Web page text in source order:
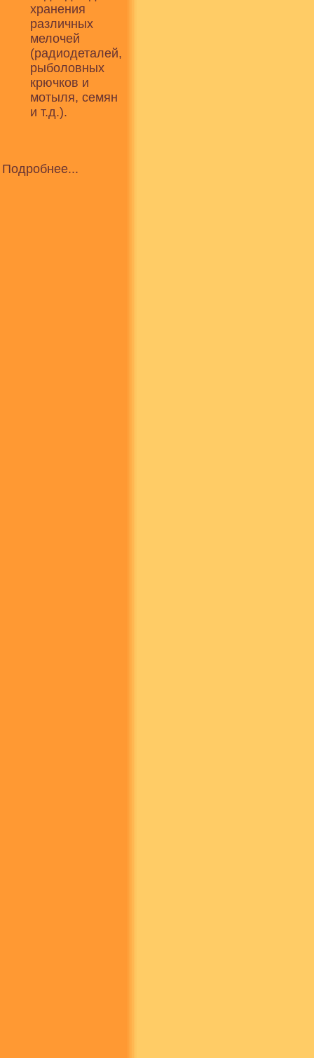
хранения
различных
мелочей
(радиодеталей,
рыболовных
крючков и
мотыля, семян
и т.д.).
Подробнее...